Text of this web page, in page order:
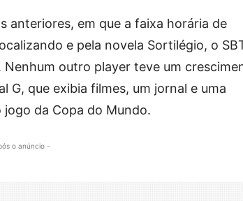
anteriores, em que a faixa horária de
e pela novela Sortilégio, o
Nenhum outro player teve um
G, que exibia filmes, um jornal e uma
jogo da Copa do Mundo.
o anúncio -